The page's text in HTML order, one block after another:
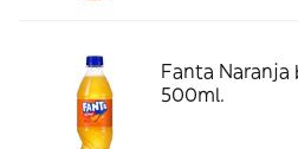
Fanta Naranja
500ml.